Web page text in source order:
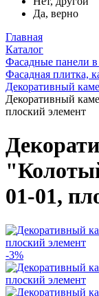
Да, верно
Главная
Каталог
Фасадные панели
Фасадная плитка,
Декоративный
Декоративный
плоский элемент
01-01,
-3%